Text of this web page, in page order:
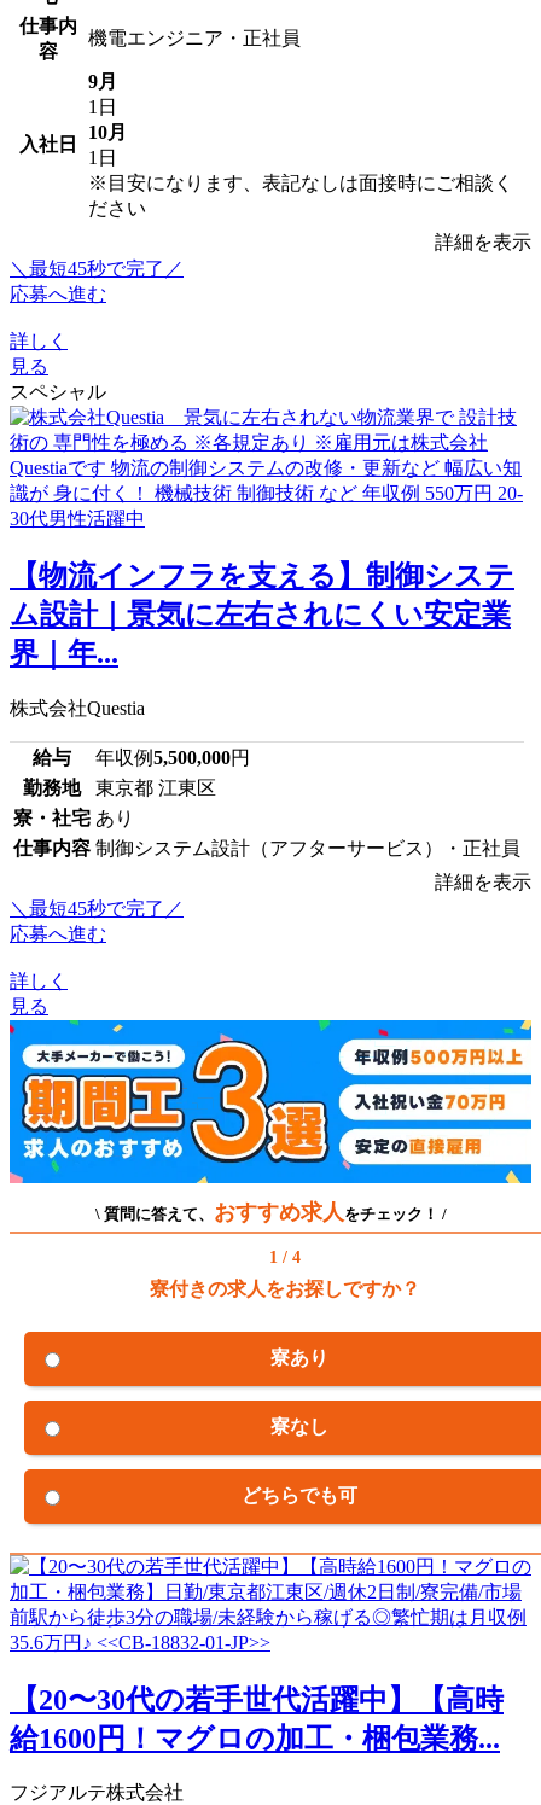
仕事内
容
機電エンジニア・正社員
入社日
9月
1日
10月
1日
※目安になります、表記なしは面接時にご相談く
ださい
詳細を表示
＼最短45秒で完了／
応募へ進む
詳しく
見る
スペシャル
【物流インフラを支える】制御システ
ム設計｜景気に左右されにくい安定業
界｜年...
株式会社Questia
給与 年収例5,500,000円
勤務地
東京都 江東区
寮・社宅 あり
仕事内容 制御システム設計（アフターサービス）・正社員
詳細を表示
＼最短45秒で完了／
応募へ進む
詳しく
見る
\ 質問に答えて、 おすすめ求人 をチェック！ /
1 / 4
寮付きの求人をお探しですか？
寮あり
寮なし
どちらでも可
【20〜30代の若手世代活躍中】【高時
給1600円！マグロの加工・梱包業務...
フジアルテ株式会社